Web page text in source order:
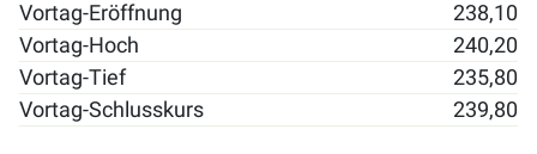
Vortag-Eröffnung
238,10
Vortag-Hoch
240,20
Vortag-Tief
235,80
Vortag-Schlusskurs
239,80